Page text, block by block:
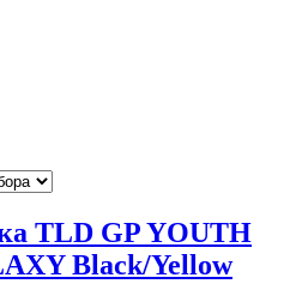
TLD GP YOUTH
Black/Yellow